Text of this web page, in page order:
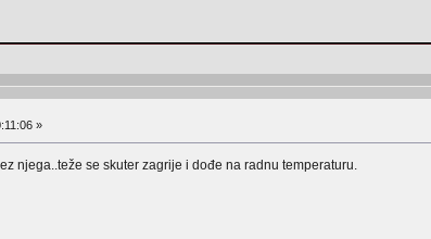
»
njega..teže se skuter zagrije i dođe na radnu temperaturu.